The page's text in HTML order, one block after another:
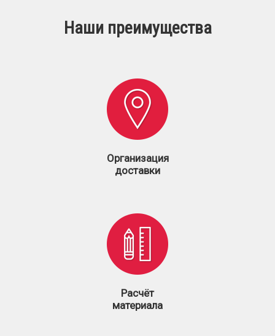
Наши преимущества
Организация
доставки
Расчёт
материала